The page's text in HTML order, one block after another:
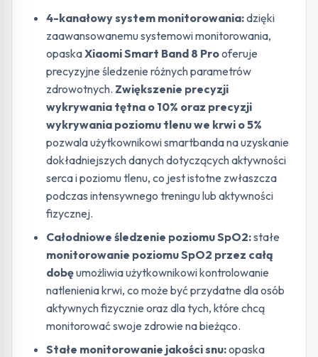
4-kanałowy system monitorowania:dzięki
zaawansowanemu systemowi monitorowania,
opaskaXiaomi Smart Band 8 Prooferuje
precyzyjne śledzenie różnych parametrów
zdrowotnych. Zwiększenie precyzji
wykrywania tętna o 10% oraz precyzji
wykrywania poziomu tlenu we krwi o 5%
pozwala użytkownikowi smartbanda na uzyskanie
dokładniejszych danych dotyczących aktywności
serca i poziomu tlenu, co jest istotne zwłaszcza
podczas intensywnego treningu lub aktywności
fizycznej.
Całodniowe śledzenie poziomu SpO2:stałe
monitorowanie poziomu SpO2 przez całą
dobęumożliwia użytkownikowi kontrolowanie
natlenienia krwi, co może być przydatne dla osób
aktywnych fizycznie oraz dla tych, które chcą
monitorować swoje zdrowie na bieżąco.
Stałe monitorowanie jakości snu:opaska